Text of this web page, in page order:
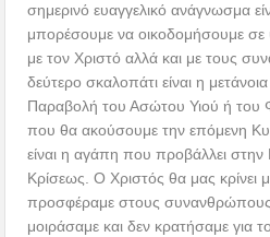
σημερινό ευαγγελικό ανάγνωσμα
μπορέσουμε να οικοδομήσουμε σε
με τον Χριστό αλλά και με τους
δεύτερο σκαλοπάτι είναι η
Παραβολή του Ασώτου Υιού ή του
που θα ακούσουμε την επόμενη
είναι η αγάπη που προβάλλει
Κρίσεως. Ο Χριστός θα μας
προσφέραμε στους
μοιράσαμε και δεν κρατήσαμε για